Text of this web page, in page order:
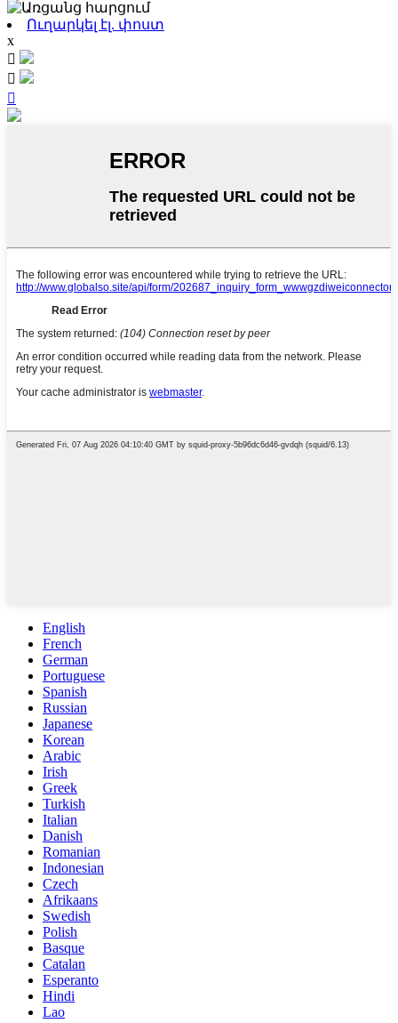
Ուղարկել էլ. փոստ
x



English
French
German
Portuguese
Spanish
Russian
Japanese
Korean
Arabic
Irish
Greek
Turkish
Italian
Danish
Romanian
Indonesian
Czech
Afrikaans
Swedish
Polish
Basque
Catalan
Esperanto
Hindi
Lao